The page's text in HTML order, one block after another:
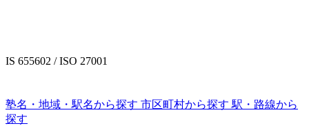
IS 655602 / ISO 27001
塾名・地域・駅名から探す 市区町村から探す 駅・路線から
探す